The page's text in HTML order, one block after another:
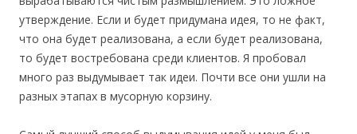
утверждение. Если и будет придумана идея, то не факт,
что она будет реализована, а если будет реализована,
то будет востребована среди клиентов. Я пробовал
много раз выдумывает так идеи. Почти все они ушли на
разных этапах в мусорную корзину.